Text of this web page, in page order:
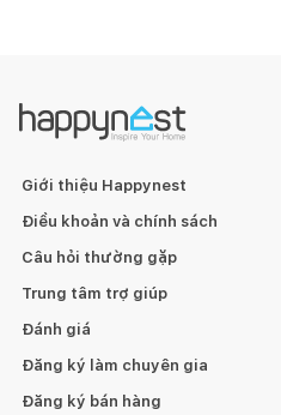
Giới thiệu Happynest
Điều khoản và chính sách
Câu hỏi thường gặp
Trung tâm trợ giúp
Đánh giá
Đăng ký làm chuyên gia
Đăng ký bán hàng